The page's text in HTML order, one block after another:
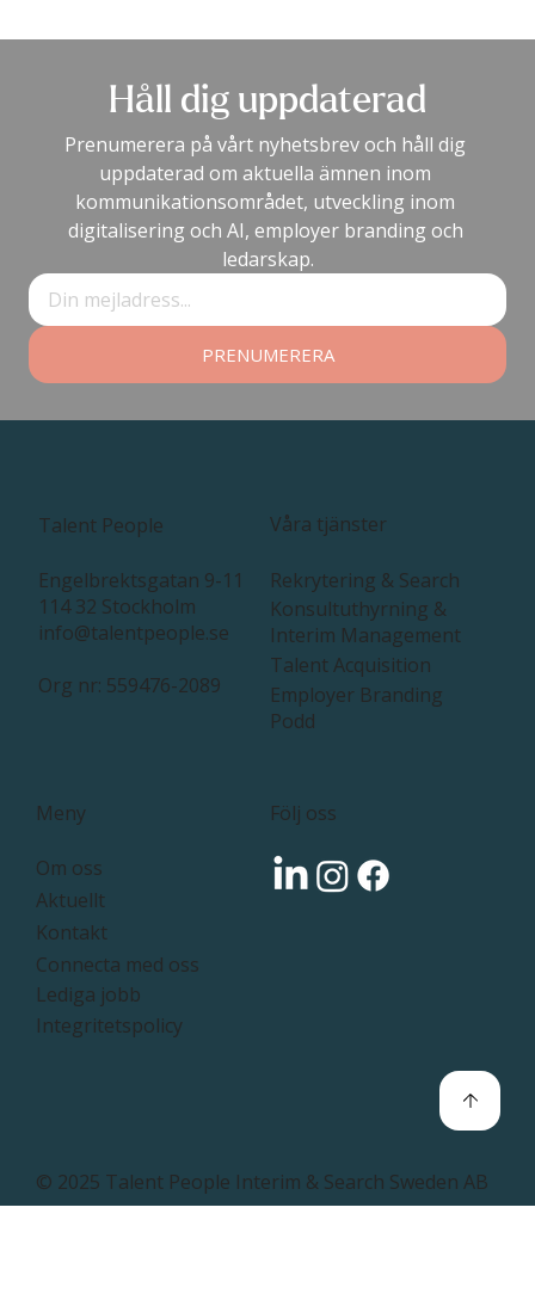
Håll dig uppdaterad
Prenumerera på vårt nyhetsbrev och håll dig
uppdaterad om aktuella ämnen inom
kommunikationsområdet, utveckling inom
digitalisering och AI, employer branding och
ledarskap.
PRENUMERERA
© 2025 Talent People Interim & Search Sweden AB
Våra tjänster
Rekrytering & Search
Konsultuthyrning &
Interim Management
Talent Acquisition
Employer Branding
Podd
Meny
Om oss
Aktuellt
Kontakt
Connecta med oss
Integritetspolicy
Lediga jobb
Talent People
Engelbrektsgatan 9-11
114 32 Stockholm
info@talentpeople.se
Org nr: 559476-2089
Följ oss